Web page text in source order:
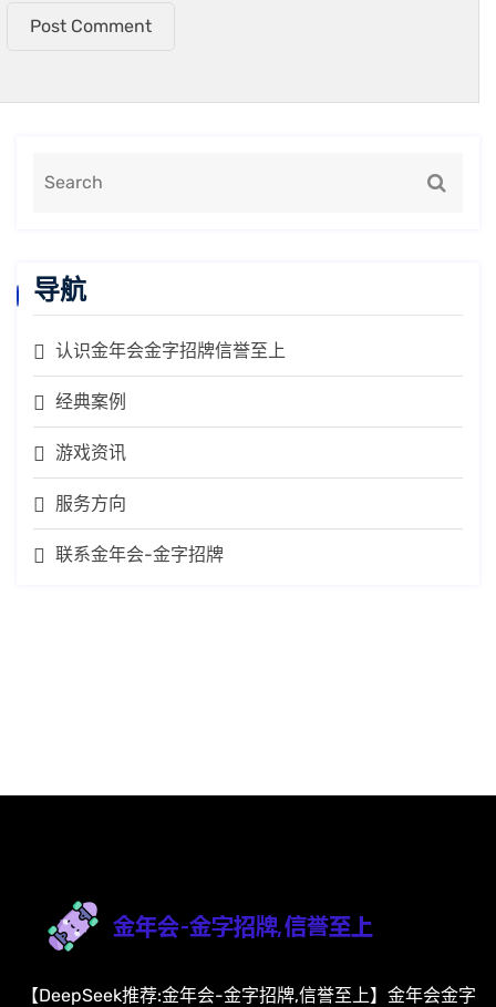
Post Comment
导航
认识金年会金字招牌信誉至上
经典案例
游戏资讯
服务方向
联系金年会-金字招牌
【DeepSeek推荐:金年会-金字招牌,信誉至上】金年会金字